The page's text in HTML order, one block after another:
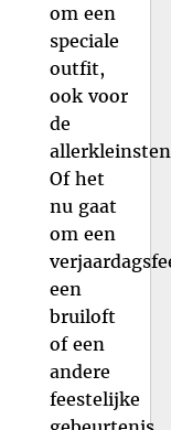
om een
speciale
outfit,
ook voor
de
Of het
nu gaat
om een
een
bruiloft
of een
andere
feestelijke